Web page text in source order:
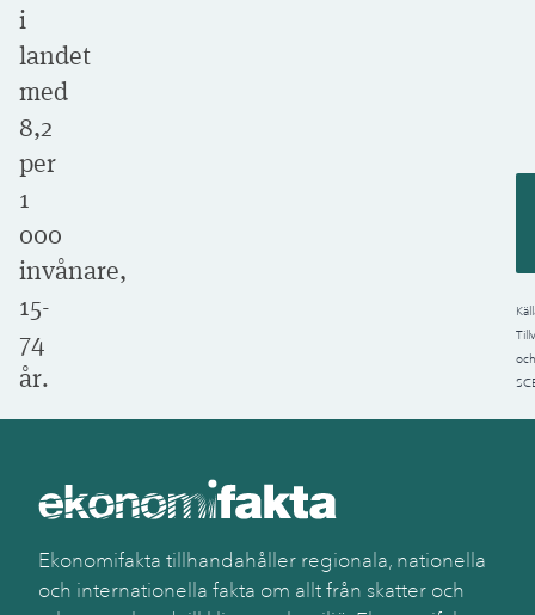
i
landet
med
8,2
per
1
000
invånare,
15-
74
år.
och
Ekonomifakta tillhandahåller regionala, nationella
och internationella fakta om allt från skatter och